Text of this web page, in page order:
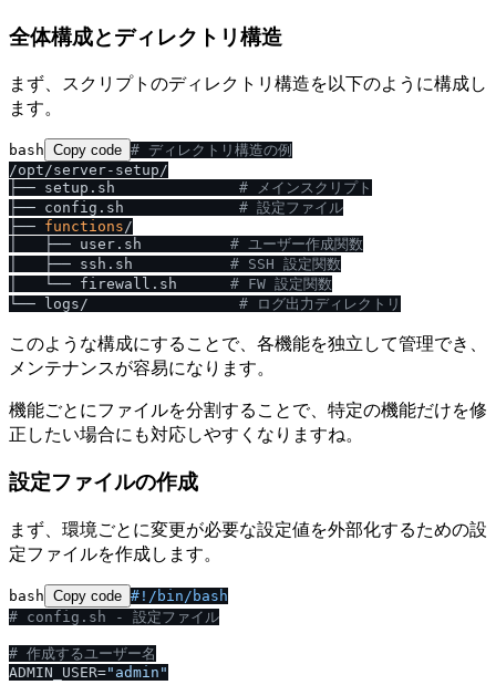
全体構成とディレクトリ構造
まず、スクリプトのディレクトリ構造を以下のように構成し
ます。
bash Copy code # ディレクトリ構造の例
/opt/server-setup/
├── setup.sh # メインスクリプト
├── config.sh # 設定ファイル
├── functions/
│   ├── user.sh # ユーザー作成関数
│   ├── ssh.sh # SSH 設定関数
│   └── firewall.sh # FW 設定関数
└── logs/ # ログ出力ディレクトリ
このような構成にすることで、各機能を独立して管理でき、
メンテナンスが容易になります。
機能ごとにファイルを分割することで、特定の機能だけを修
正したい場合にも対応しやすくなりますね。
設定ファイルの作成
まず、環境ごとに変更が必要な設定値を外部化するための設
定ファイルを作成します。
bash Copy code #! / bin / bash
# config.sh - 設定ファイル
# 作成するユーザー名
ADMIN_USER="admin"